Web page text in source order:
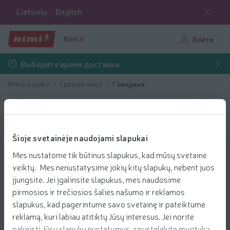
Šioje svetainėje naudojami slapukai
Mes nustatome tik būtinus slapukus, kad mūsų svetainė
veiktų. Mes nenustatysime jokių kitų slapukų, nebent juos
įjungsite. Jei įgalinsite slapukus, mes naudosime
pirmosios ir trečiosios šalies našumo ir reklamos
slapukus, kad pagerintume savo svetainę ir pateiktume
reklamą, kuri labiau atitiktų Jūsų interesus. Jei norite
Lietuvių English
Rimi.lt Войти
Выберите время доставки
Мясо и рыба Свежее мясо Говядина